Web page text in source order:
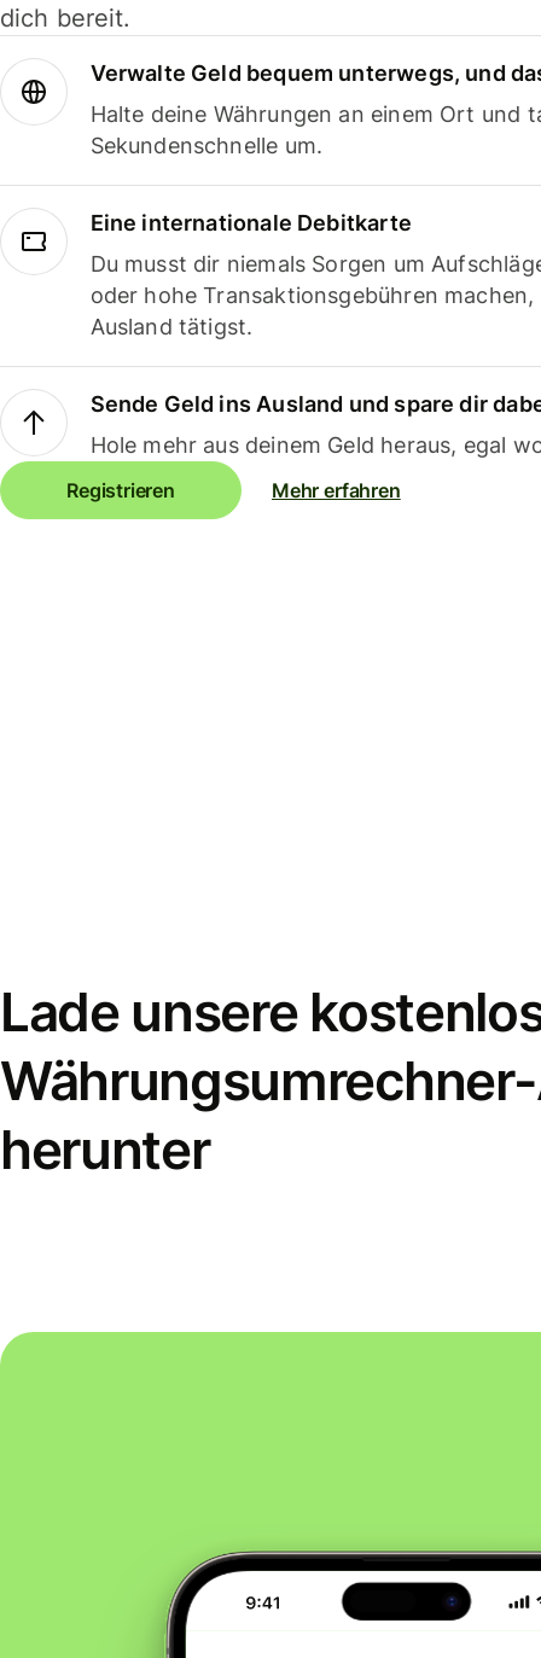
dich bereit.
Verwalte Geld bequem unterwegs, und
Halte deine Währungen an einem Ort und
Sekundenschnelle um.
Eine internationale Debitkarte
Du musst dir niemals Sorgen um
oder hohe Transaktionsgebühren
Ausland tätigst.
Sende Geld ins Ausland und spare dir
Hole mehr aus deinem Geld heraus, egal
Registrieren Mehr erfahren
Lade unsere
herunter